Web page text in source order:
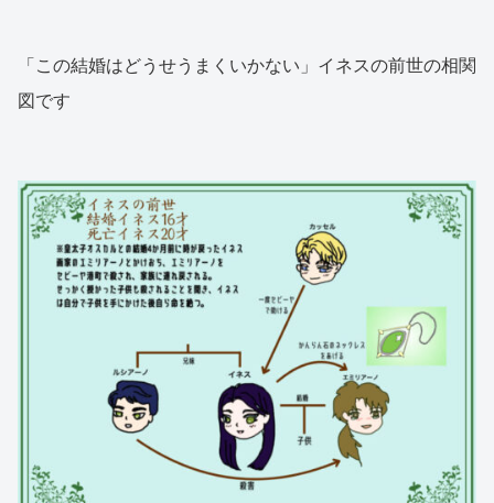
「この結婚はどうせうまくいかない」イネスの前世の相関
図です